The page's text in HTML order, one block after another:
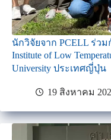
นักวิจัยจาก PCELL ร่ว
Institute of Low
University ประเทศญี่ปุ่น
19 สิงหาคม